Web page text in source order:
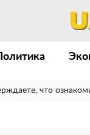
что